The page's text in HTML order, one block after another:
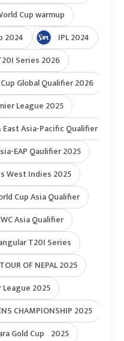
Cup warmup
2024
IPL 2024
Series 2026
Global Qualifier 2026
League 2025
East Asia-Pacific Qualifier
EAP Qaulifier 2025
West Indies 2025
Cup Asia Qualifier
Asia Qualifier
T20I Series
OF NEPAL 2025
2025
CHAMPIONSHIP 2025
Gold Cup 2025